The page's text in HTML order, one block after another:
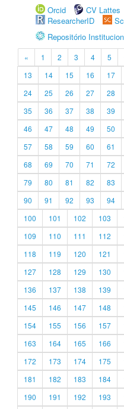
Orcid
CV Lattes
ResearcherID
Repositório
« 1 2 3 4 5
13
14 15 16 17
24
25 26 27 28
35
36 37 38 39
46
47 48 49 50
57
58 59 60 61
68
69 70 71 72
79
80 81 82 83
90
91 92 93 94
100
101 102 103
109
110 111 112
118
119 120 121
127
128 129 130
136
137 138 139
145
146 147 148
154
155 156 157
163
164 165 166
172
173 174 175
181
182 183 184
190
191 192 193